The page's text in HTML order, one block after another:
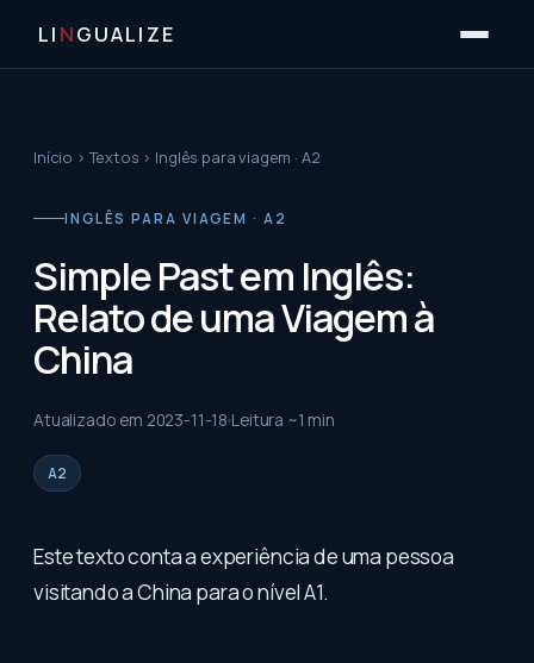
LI NGUALIZE
Início ›Textos › Inglês para viagem · A2
INGLÊS PARA VIAGEM · A2
Simple Past em Inglês:
Relato de uma Viagem à
China
Atualizado em 2023-11-18 Leitura ~1 min
A2
Este texto conta a experiência de uma pessoa
visitando a China para o nível A1.